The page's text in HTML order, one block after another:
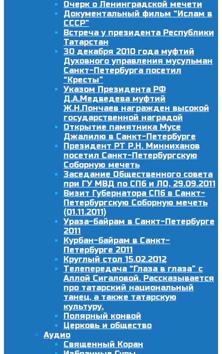
Очерк о Ленинградской мечети
Документальный фильм “Ислам в
СССР”
Встреча у президента Республики
Татарстан
30 декабря 2010 года муфтий
Духовного управления мусульман
Санкт-Петербурга посетил
“Кресты”
Указом Президента РФ
Д.А.Медведева муфтий
Ж.Н.Пончаев награжден высокой
государственной наградой
Открытие памятника Мусе
Джалилю в Санкт-Петербурге
Президент РТ Р.Н. Минниханов
посетил Санкт-Петербургскую
Соборную мечеть
Заседание Общественного совета
при ГУ МВД по СПб и ЛО, 29.09.2011
Визит Губернатора СПб в Санкт-
Петербургскую Соборную мечеть
(01.11.2011)
Ураза-байрам в Санкт-Петербурге
2011
Курбан-байрам в Санкт-
Петербурге 2011
Круглый стол 15.02.2012
Телепередача “Глаза в глаза” с
Аллой Сигаловой. Рассказывается
про татарский национальный
танец, а также татарскую
культуру.
Полярный конвой
Церковь и общество
Аудио
Священный Коран